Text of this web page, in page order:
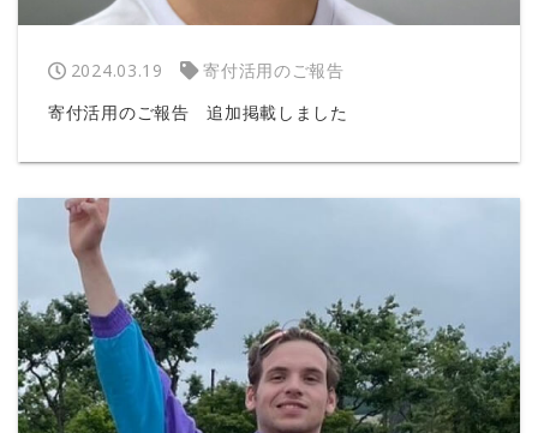
2024.03.19
寄付活用のご報告
寄付活用のご報告 追加掲載しました